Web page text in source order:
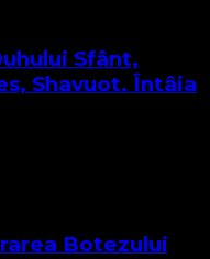
Sfânt,
Shavuot. Întâia
Botezului